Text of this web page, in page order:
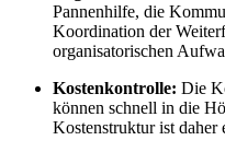
Pannenhilfe, die
Koordination der
organisatorischen
Kostenkontrolle: Die
können schnell in die
Kostenstruktur ist daher